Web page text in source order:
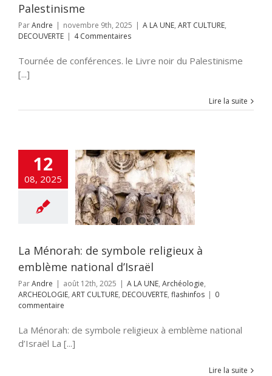
Palestinisme
ParAndre | novembre 9th, 2025 | A LA UNE, ART CULTURE,
DECOUVERTE | 4 Commentaires
Tournée de conférences. le Livre noir du Palestinisme
[...]
Lire la suite
12
08, 2025
de
religieux à
national
Archéologie
La Ménorah: de symbole religieux à
emblème national d’Israël
ParAndre | août 12th, 2025 | A LA UNE, Archéologie,
ARCHEOLOGIE, ART CULTURE, DECOUVERTE, flashinfos | 0
commentaire
La Ménorah: de symbole religieux à emblème national
d’Israël La [...]
Lire la suite